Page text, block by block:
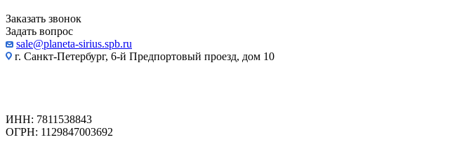
Заказать звонок
Задать вопрос
sale@planeta-sirius.spb.ru
г. Санкт-Петербург, 6-й Предпортовый проезд, дом 10
ИНН: 7811538843
ОГРН: 1129847003692